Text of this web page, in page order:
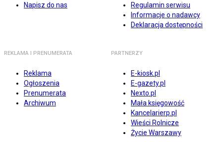
Napisz do nas
Regulamin serwisu
Informacje o nadawcy
Deklaracja dostępności
REKLAMA I PRENUMERATA
Reklama
Ogłoszenia
Prenumerata
Archiwum
PARTNERZY
E-kiosk.pl
E-gazety.pl
Nexto.pl
Mała księgowość
Kancelarierp.pl
Wieści Rolnicze
Życie Warszawy